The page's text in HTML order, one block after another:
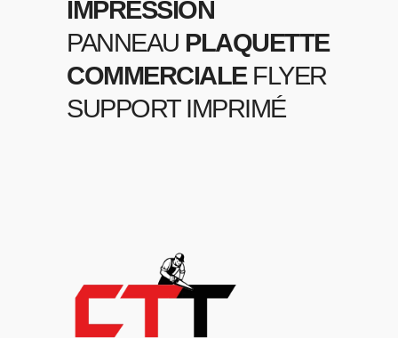
IMPRESSION
PANNEAU PLAQUETTE
COMMERCIALE FLYER
SUPPORT IMPRIMÉ